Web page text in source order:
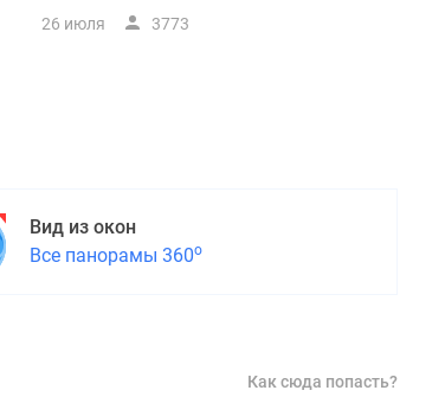
26 июля 3773
Вид из окон
Все панорамы 360о
Как сюда попасть?